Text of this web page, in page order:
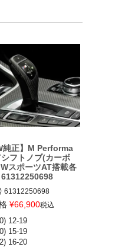
純正】M Performa
フトノブ(カーボ
スポーツAT搭載各
61312250698
¥66,900税込
12-19
15-19
16-20